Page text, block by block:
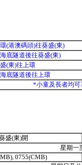
(港澳碼頭)往葵盛(東)
底隧道後往葵盛(東)
(東)往上環
底隧道後往上環
*小童及長者均
盛(東)開
星期一
0755(CMB)